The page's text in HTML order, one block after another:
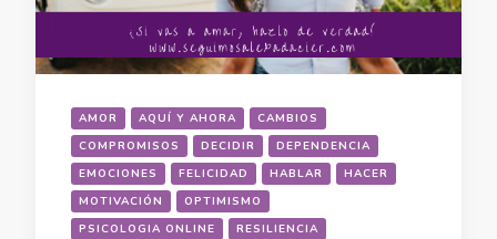
AMOR AQUÍ Y AHORA
CAMBIOS
COMPROMISOS
DECIDIR
DEPENDENCIA
EMOCIONES
FELICIDAD HABLAR
HACER
MOTIVACIÓN
OPTIMISMO
PSICOLOGIA ONLINE
RESILIENCIA